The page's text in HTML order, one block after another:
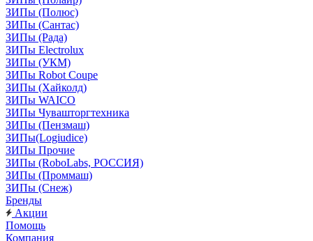
ЗИПы (Полюс)
ЗИПы (Сантас)
ЗИПы (Рада)
ЗИПы Electrolux
ЗИПы (УКМ)
ЗИПы Robot Coupe
ЗИПы (Хайколд)
ЗИПы WAICO
ЗИПы Чувашторгтехника
ЗИПы (Пензмаш)
ЗИПы(Logiudice)
ЗИПы Прочие
ЗИПы (RoboLabs, РОССИЯ)
ЗИПы (Проммаш)
ЗИПы (Снеж)
Бренды
Акции
Помощь
Компания